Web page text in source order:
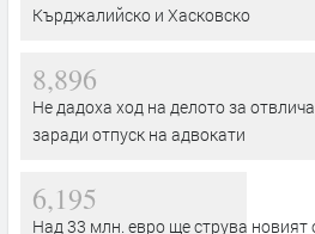
Кърджалийско и Хасковско
8,896
Не дадоха ход на делото за
заради отпуск на адвокати
6,195
Над 33 млн. евро ще струва новият